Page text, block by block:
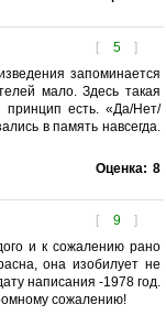
[ 5 ]
запоминается
мало. Здесь такая
есть. «Да/Нет/
в память навсегда.
Оценка: 8
[ 9 ]
и к сожалению рано
она изобилует не
написания -1978 год.
сожалению!